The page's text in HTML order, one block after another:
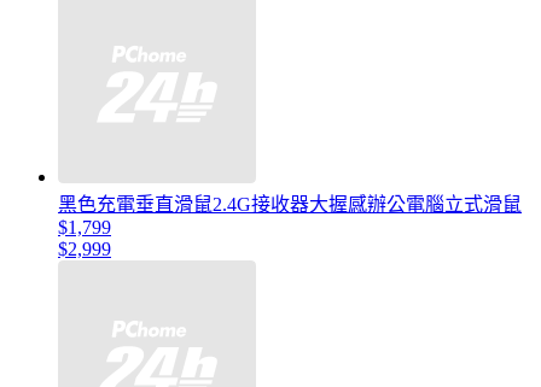
黑色充電垂直滑鼠2.4G接收器大握感辦公電腦立式滑鼠
$1,799
$2,999